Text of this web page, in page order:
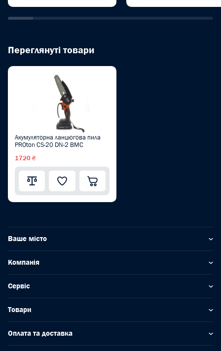
Переглянуті товари
Акумуляторна ланцюгова пила
PROton CS-20 DN-2 BMC
1720 ₴
Ваше місто
Компанія
Сервіс
Товари
Оплата та доставка